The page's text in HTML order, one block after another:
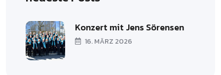
Konzert mit Jens Sörensen
16. MÄRZ 2026